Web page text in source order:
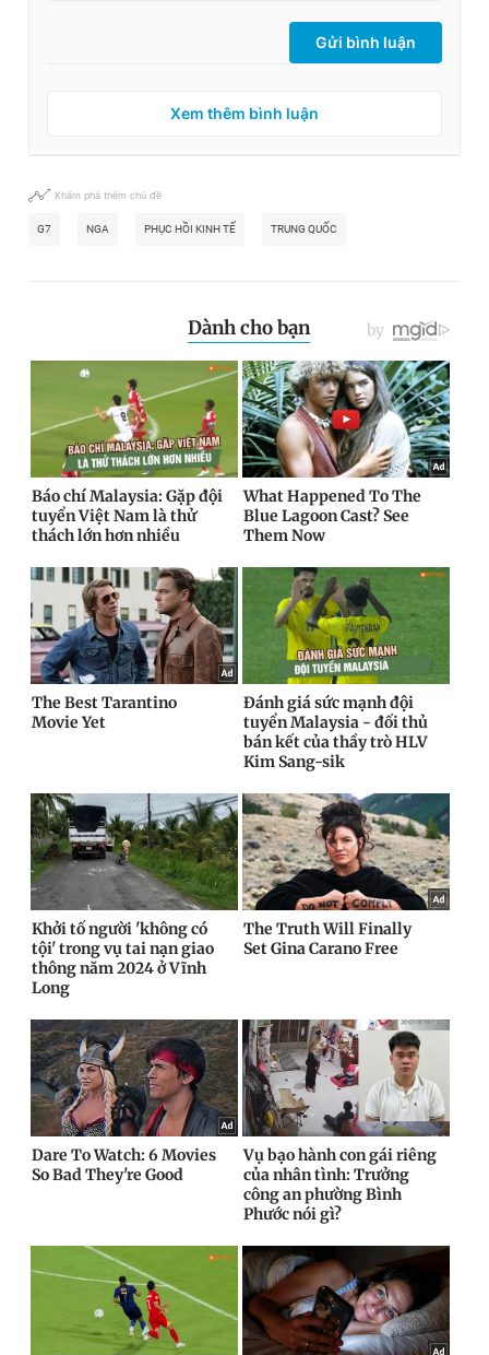
Gửi bình luận
Xem thêm bình luận
Khám phá thêm chủ đề
G7 NGA PHỤC HỒI KINH TẾ TRUNG QUỐC